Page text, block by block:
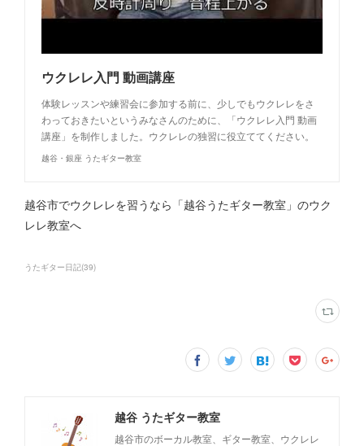
ウクレレ入門 動画講座
体験レッスンや練習会に参加する前に、少しでもウクレレをさ
わっておきたいというみなさんのために、「ウクレレ入門 動画
講座」を制作しました。ウクレレの独習に役立ててください。
越谷・銀座 うたギター教室
越谷市でウクレレを習うなら「越谷うたギター教室」のウク
レレ教室へ
うたギター日記(39)
越谷 うたギター教室
越谷市のボーカル教室、ギター教室、ウクレレ